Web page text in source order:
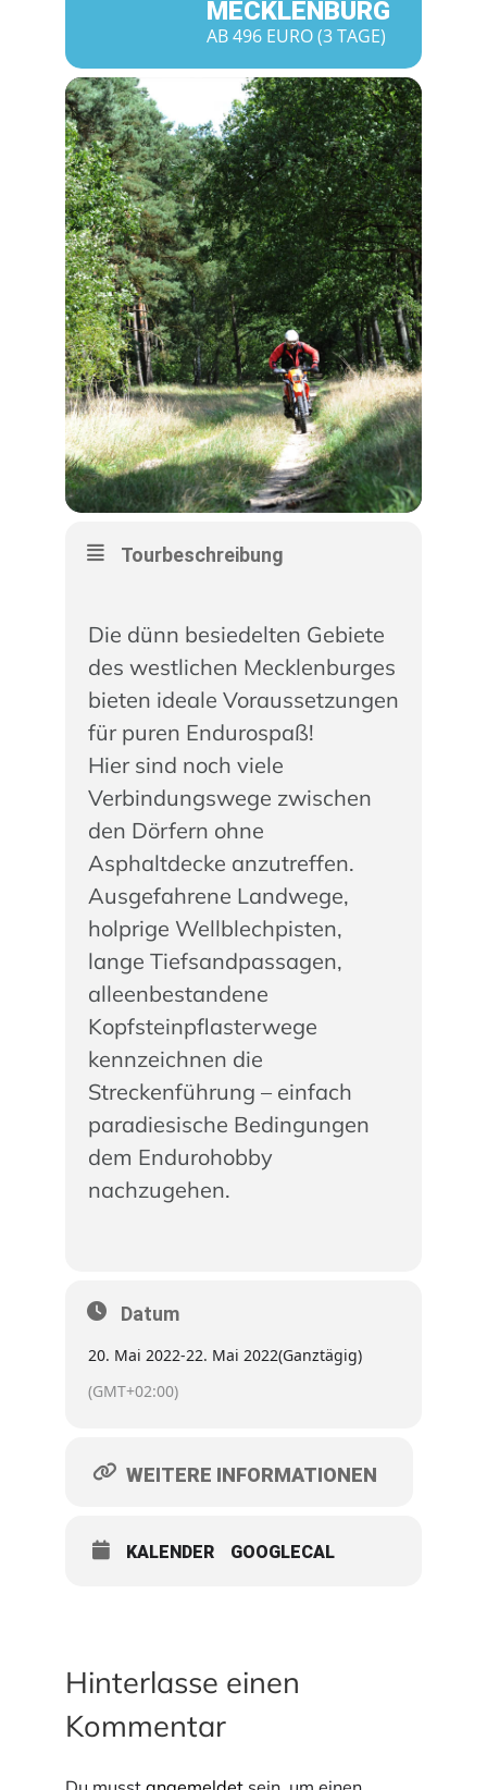
MECKLENBURG
AB 496 EURO (3 TAGE)
Tourbeschreibung
Die dünn besiedelten Gebiete
des westlichen Mecklenburges
bieten ideale Voraussetzungen
für puren Endurospaß!
Hier sind noch viele
Verbindungswege zwischen
den Dörfern ohne
Asphaltdecke anzutreffen.
Ausgefahrene Landwege,
holprige Wellblechpisten,
lange Tiefsandpassagen,
alleenbestandene
Kopfsteinpflasterwege
kennzeichnen die
Streckenführung – einfach
paradiesische Bedingungen
dem Endurohobby
nachzugehen.
Datum
20. Mai 2022-22. Mai 2022(Ganztägig)
(GMT+02:00)
WEITERE INFORMATIONEN
KALENDER GOOGLECAL
Hinterlasse einen
Kommentar